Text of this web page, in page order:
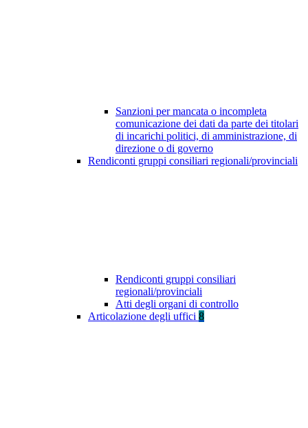
Sanzioni per mancata o incompleta
comunicazione dei dati da parte dei titolari
di incarichi politici, di amministrazione, di
direzione o di governo
Rendiconti gruppi consiliari regionali/provinciali
Rendiconti gruppi consiliari
regionali/provinciali
Atti degli organi di controllo
Articolazione degli uffici 8